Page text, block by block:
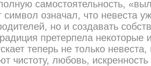
самостоятельность,
символ означал, что невеста
но и создавать
претерпела некоторые
теперь не только
чистоту, любовь,